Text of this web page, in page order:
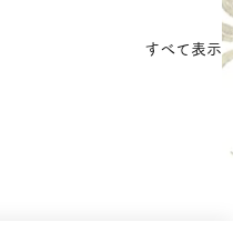
すべて表示